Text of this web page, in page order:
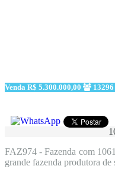
Venda R$ 5.300.000,00 13296
FAZ974 - Fazenda com
grande fazenda produtora